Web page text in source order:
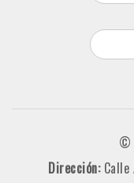
©
Dirección: